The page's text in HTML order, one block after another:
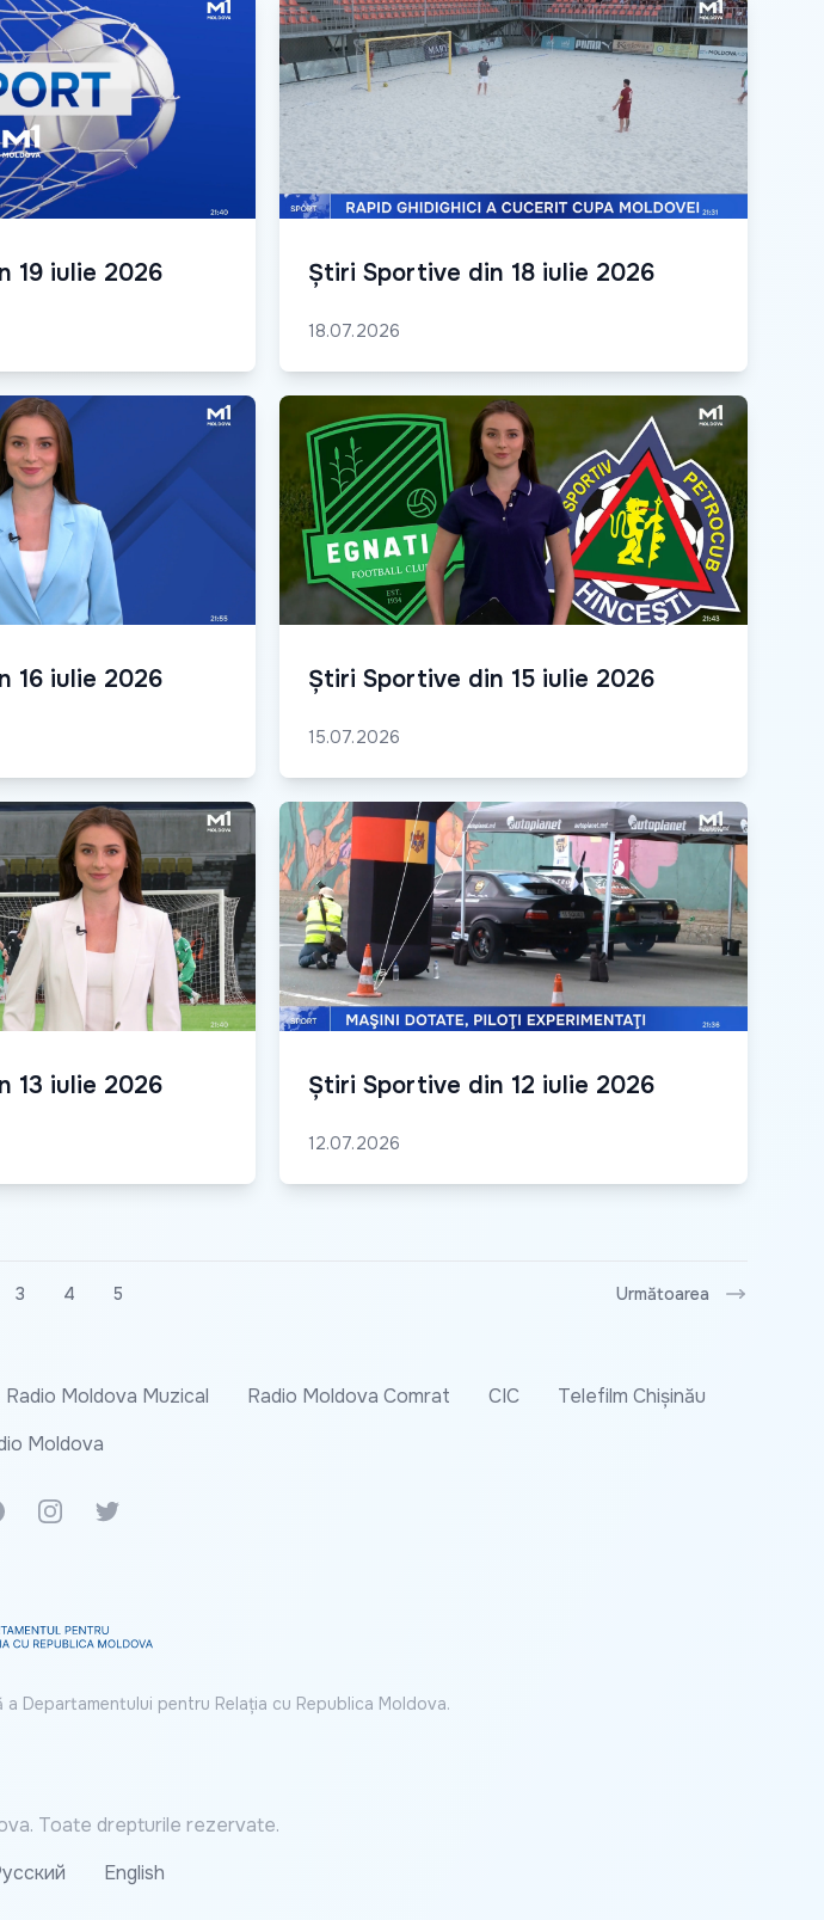
19 iulie 2026 Știri Sportive din 18 iulie 2026
18.07.2026
16 iulie 2026 Știri Sportive din 15 iulie 2026
15.07.2026
13 iulie 2026 Știri Sportive din 12 iulie 2026
12.07.2026
3 4 5 Următoarea
Radio Moldova Muzical Radio Moldova Comrat CIC
Telefilm Chișinău
Moldova
InstagramTwitter
Departamentului pentru Relația cu Republica Moldova.
Toate drepturile rezervate.
English